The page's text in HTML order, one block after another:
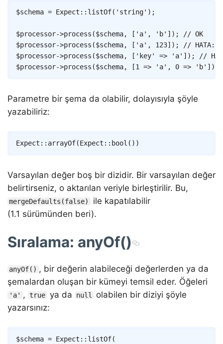
$schema = Expect :: listOf( 'string' ) ;
$processor->process ($schema, [ 'a' , 'b' ] ) ;
// OK
$processor->process ($schema, [ 'a' , 123] ) ;
// HATA:
$processor->process ($schema, [ 'key' => 'a' ] ) ;
//
$processor->process ($schema, [1 => 'a' , 0 => 'b' ] )
Parametre bir şema da olabilir, dolayısıyla şöyle
yazabiliriz:
Expect :: arrayOf(Expect :: bool ( ) )
Varsayılan değer boş bir dizidir. Bir varsayılan değer
belirtirseniz, o aktarılan veriyle birleştirilir. Bu,
mergeDefaults(false)
ile kapatılabilir
(1.1 sürümünden beri).
Sıralama: anyOf()
anyOf() , bir değerin alabileceği değerlerden ya da
şemalardan oluşan bir kümeyi temsil eder. Öğeleri
'a' , true ya da null
olabilen bir diziyi şöyle
yazarsınız:
$schema = Expect :: listOf(